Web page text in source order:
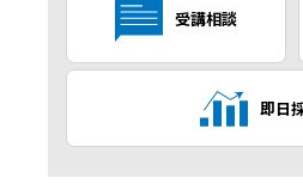
受講相談
即日